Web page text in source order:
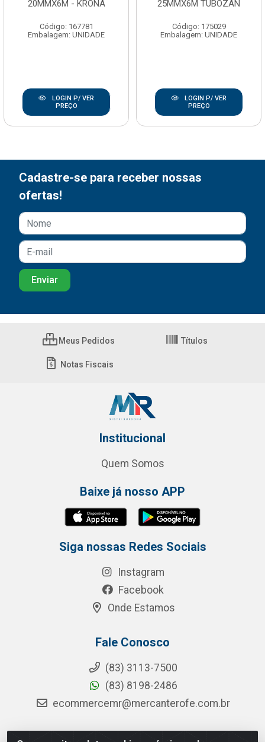
20MMX6M - KRONA
Código: 167781
Embalagem: UNIDADE
LOGIN P/ VER
PREÇO
25MMX6M TUBOZAN
Código: 175029
Embalagem: UNIDADE
LOGIN P/ VER
PREÇO
Cadastre-se para receber nossas
ofertas!
Meus Pedidos Títulos
Notas Fiscais
Institucional
Quem Somos
Baixe já nosso APP
Siga nossas Redes Sociais
Instagram
Facebook
Onde Estamos
Fale Conosco
(83) 3113-7500
(83) 8198-2486
ecommercemr@mercanterofe.com.br